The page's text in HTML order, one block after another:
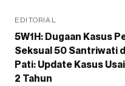
EDITORIAL
5W1H: Dugaan Kasus
Seksual 50 Santriwati
Pati: Update Kasus
2 Tahun